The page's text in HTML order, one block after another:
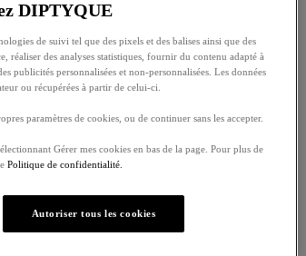
DIPTYQUE
de suivi tel que des pixels et des balises ainsi que des
des analyses statistiques, fournir du contenu adapté à
publicités personnalisées et non-personnalisées. Les données
ou récupérées à partir de celui-ci.
paramètres de cookies, ou de continuer sans les accepter.
Gérer mes cookies en bas de la page. Pour plus de
Politique de confidentialité.
Autoriser tous les cookies